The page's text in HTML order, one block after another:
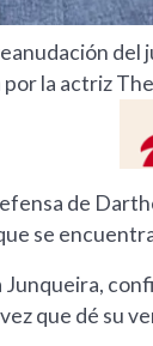
del
la actriz
de
se
que dé su